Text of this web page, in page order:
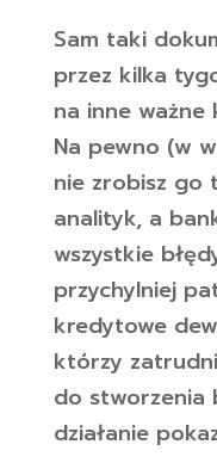
Sam taki
przez kilka
na inne
Na pewno (w
nie zrobisz go
analityk, a
wszystkie
przychylniej
kredytowe
którzy
do stworzenia
działanie